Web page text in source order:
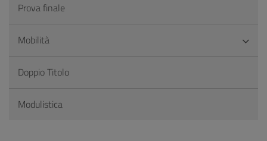
Prova finale
Mobilità
Doppio Titolo
Modulistica